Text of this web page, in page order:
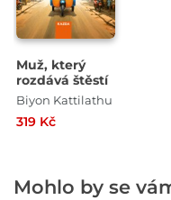
Muž, který
rozdává štěstí
Biyon Kattilathu
319 Kč
Mohlo by se